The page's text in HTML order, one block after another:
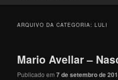
ARQUIVO DA CATEGORIA:LULI
Mario Avellar –
Publicado em7 de setembro de